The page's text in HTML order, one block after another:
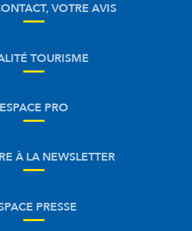
VOTRE AVIS
TOURISME
ESPACE PRO
À LA NEWSLETTER
PRESSE